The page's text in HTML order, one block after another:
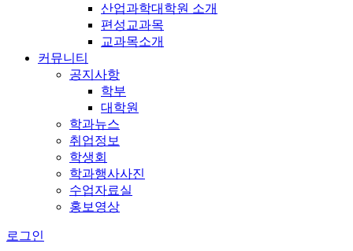
산업과학대학원 소개
편성교과목
교과목소개
커뮤니티
공지사항
학부
대학원
학과뉴스
취업정보
학생회
학과행사사진
수업자료실
홍보영상
로그인